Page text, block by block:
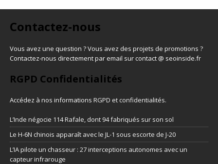
Contactez-nous
Vous avez une question ? Vous avez des projets de promotions ?
Contactez-nous directement par email sur contact @ seoinside.fr
RGPD Confidentialités
Accédez à nos informations RGPD et confidentialités.
L’Inde négocie 114 Rafale, dont 94 fabriqués sur son sol
Le H-6N chinois apparaît avec le JL-1 sous escorte de J-20
L’IA pilote un chasseur : 27 interceptions autonomes avec un
capteur infrarouge